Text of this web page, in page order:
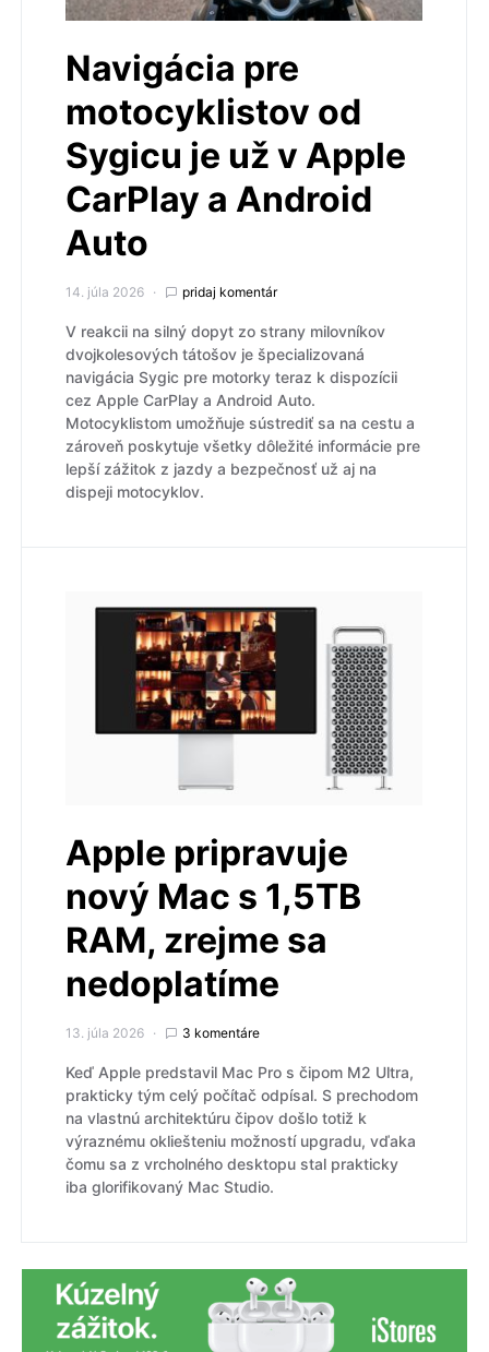
Navigácia pre
motocyklistov od
Sygicu je už v Apple
CarPlay a Android
Auto
14. júla 2026 pridaj komentár
V reakcii na silný dopyt zo strany milovníkov
dvojkolesových tátošov je špecializovaná
navigácia Sygic pre motorky teraz k dispozícii
cez Apple CarPlay a Android Auto.
Motocyklistom umožňuje sústrediť sa na cestu a
zároveň poskytuje všetky dôležité informácie pre
lepší zážitok z jazdy a bezpečnosť už aj na
dispeji motocyklov.
Apple pripravuje
nový Mac s 1,5TB
RAM, zrejme sa
nedoplatíme
13. júla 2026 3 komentáre
Keď Apple predstavil Mac Pro s čipom M2 Ultra,
prakticky tým celý počítač odpísal. S prechodom
na vlastnú architektúru čipov došlo totiž k
výraznému okliešteniu možností upgradu, vďaka
čomu sa z vrcholného desktopu stal prakticky
iba glorifikovaný Mac Studio.